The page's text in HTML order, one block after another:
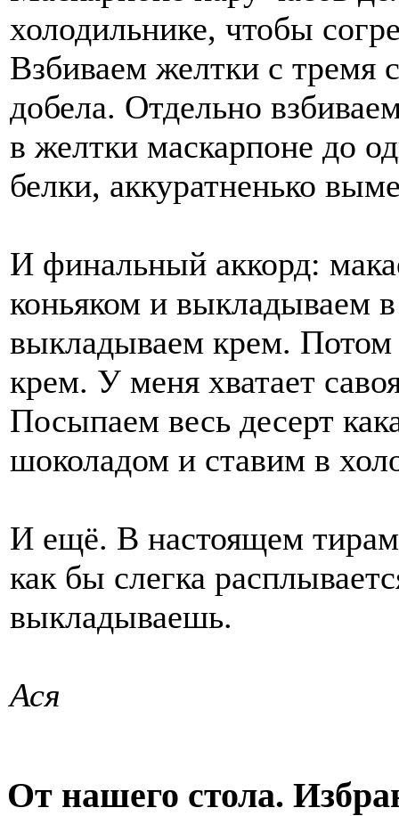
холодильнике, чтобы
Взбиваем желтки с тремя
добела. Отдельно
в желтки маскарпоне до
белки, аккуратненько
И финальный аккорд:
коньяком и выкладываем
выкладываем крем. Потом
крем. У меня хватает
Посыпаем весь десерт
шоколадом и ставим в
И ещё. В настоящем
как бы слегка
выкладываешь.
Ася
От нашего стола.